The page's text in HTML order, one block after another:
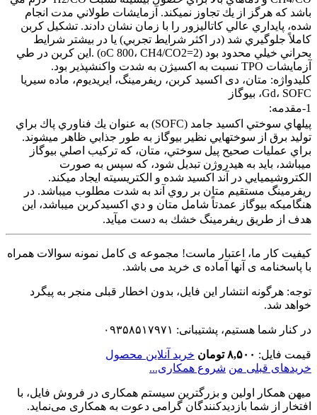
باشد كه هرگز از يك تجاوز نميكند. آزمايشات طولاني مدت انجام
شده، پايداري عالي كاتاليزور را با زمان نشان دادند. تشكيل كربن
كاملاً جلوگيري شد (در اكثر شرايط تجربي) يا در بيشتر شرايط
بحراني خيلي محدود بود (oC 800، CH4/CO2=2) .اين كربن در طي
آزمايشات TPO نسبت به اكسيژن به شدت واكنشپذير بود.
کلیدواژه: متان، دی اکسید کربن، ریفرمینگ، ایریدیوم، ماده سیریا
Gd، SOFC، بیوگاز
1-مقدمه:
پيلهاي سوختي اكسيد جامد (SOFC) به عنوان يك فناوري پاك براي
توليد برق از سوختهايي نظير بيوگاز به طور جذابي ظاهر ميشوند.
براي عمليات صحيح پيل سوختي، متان، كه تركيب اصلي بيوگاز
ميباشد، بايد به هيدروژن تبديل شود، كه سپس به صورت
الكتروشيميايي در آند اكسيد شده و الكتريسيته ايجاد ميكند.
ريفرمينگ مستقيم متان بر روي آند به شدت مطلوب ميباشد. در
هنگاميكه بيوگاز عمدتاً شامل متان و دي اكسيدكربن ميباشد، اين
هدف از طريق ريفرمينگ خشك به دست ميآيد.
کیفیت کار ما، اعتبار ماست! مجموعه ی کامل نمونه سوالات همراه
با پاسخنامه ی آنها آماده ی خرید می باشد.
توجه: هرگونه انتشار این فایل، بدون اخطار قبلی منجر به پیگرد
خواهد شد.
در کنار شما هستیم، پشتیبانی: ۰۹۳۵۸۵۱۷۹۷۱
قیمت فایل: ۸,۵۰۰ تومان
خرید آنلاین محصول
خریدهای قبلی من شروع همکاری...
میهن همکار اولین و بزرگترین سیستم همکاری در فروش فایل، با
افتخار از شما بازدیدکنندگان گرامی دعوت به همکاری می‌نماید.